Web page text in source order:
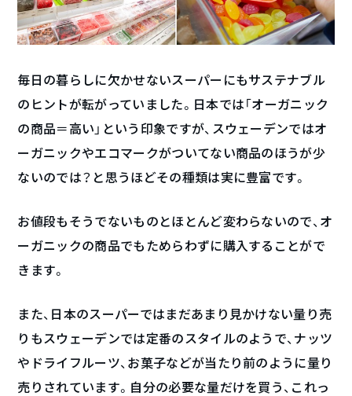
毎日の暮らしに欠かせないスーパーにもサステナブル
のヒントが転がっていました。日本では「オーガニック
の商品＝高い」という印象ですが、スウェーデンではオ
ーガニックやエコマークがついてない商品のほうが少
ないのでは？と思うほどその種類は実に豊富です。
お値段もそうでないものとほとんど変わらないので、オ
ーガニックの商品でもためらわずに購入することがで
きます。
また、日本のスーパーではまだあまり見かけない量り売
りもスウェーデンでは定番のスタイルのようで、ナッツ
やドライフルーツ、お菓子などが当たり前のように量り
売りされています。自分の必要な量だけを買う、これっ